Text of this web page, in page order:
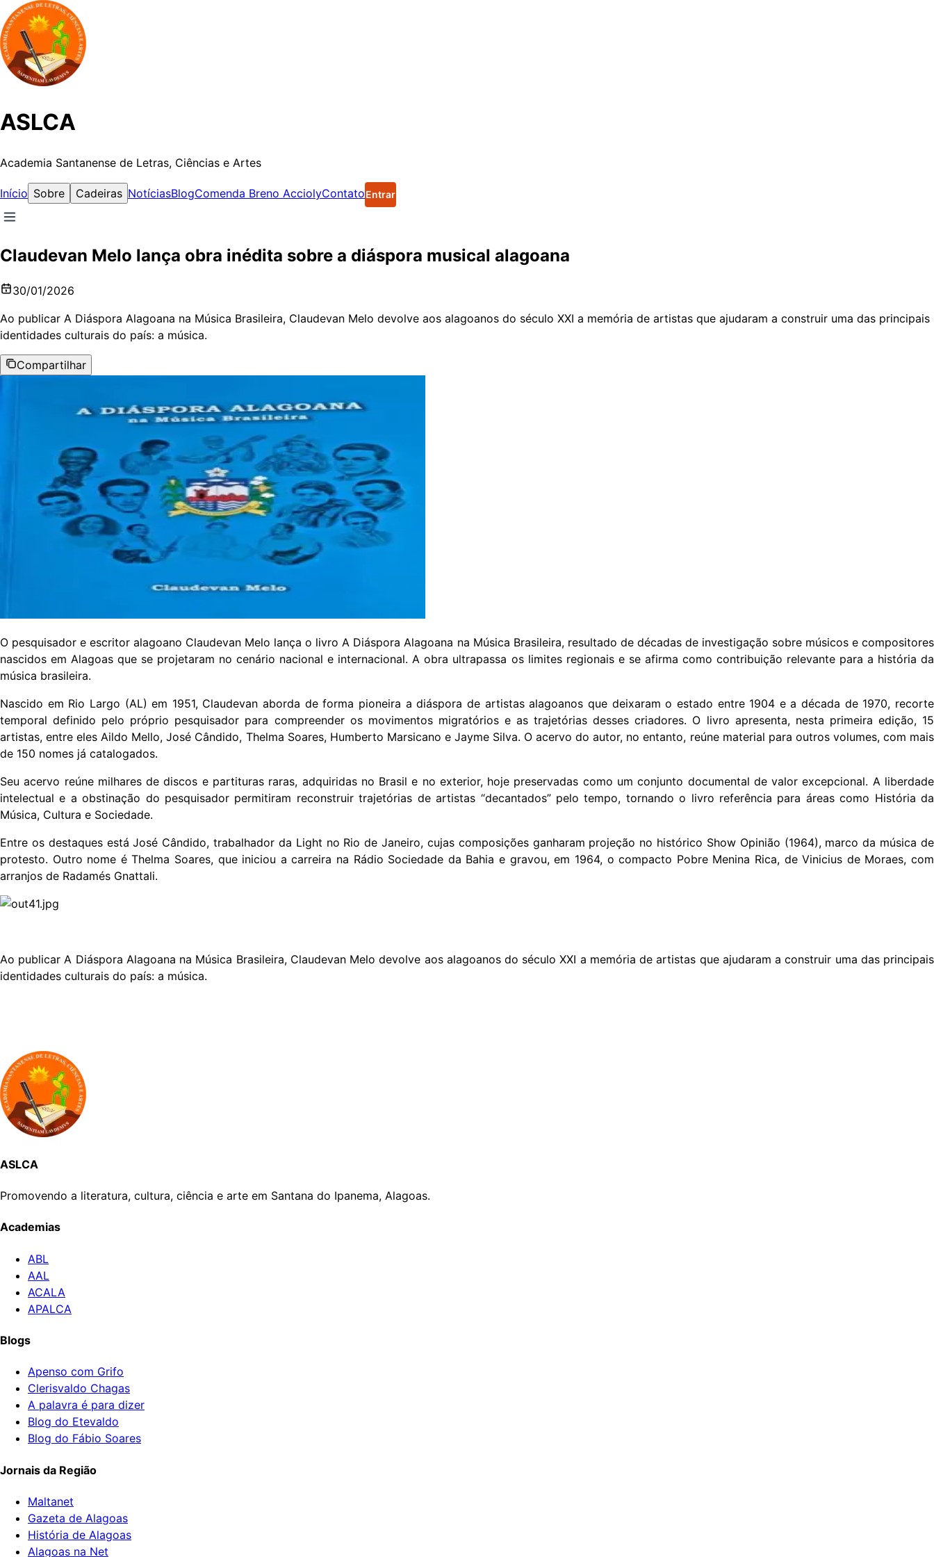
ASLCA
Academia Santanense de Letras, Ciências e Artes
Início Sobre Cadeiras NotíciasBlogComenda Breno AcciolyContatoEntrar
Claudevan Melo lança obra inédita sobre a diáspora musical alagoana
30/01/2026
Ao publicar A Diáspora Alagoana na Música Brasileira, Claudevan Melo devolve aos alagoanos do século XXI a memória de artistas que ajudaram a construir uma das principais
identidades culturais do país: a música.
Compartilhar
O pesquisador e escritor alagoano Claudevan Melo lança o livro A Diáspora Alagoana na Música Brasileira, resultado de décadas de investigação sobre músicos e compositores
nascidos em Alagoas que se projetaram no cenário nacional e internacional. A obra ultrapassa os limites regionais e se afirma como contribuição relevante para a história da
música brasileira.
Nascido em Rio Largo (AL) em 1951, Claudevan aborda de forma pioneira a diáspora de artistas alagoanos que deixaram o estado entre 1904 e a década de 1970, recorte
temporal definido pelo próprio pesquisador para compreender os movimentos migratórios e as trajetórias desses criadores. O livro apresenta, nesta primeira edição, 15
artistas, entre eles Aildo Mello, José Cândido, Thelma Soares, Humberto Marsicano e Jayme Silva. O acervo do autor, no entanto, reúne material para outros volumes, com mais
de 150 nomes já catalogados.
Seu acervo reúne milhares de discos e partituras raras, adquiridas no Brasil e no exterior, hoje preservadas como um conjunto documental de valor excepcional. A liberdade
intelectual e a obstinação do pesquisador permitiram reconstruir trajetórias de artistas “decantados” pelo tempo, tornando o livro referência para áreas como História da
Música, Cultura e Sociedade.
Entre os destaques está José Cândido, trabalhador da Light no Rio de Janeiro, cujas composições ganharam projeção no histórico Show Opinião (1964), marco da música de
protesto. Outro nome é Thelma Soares, que iniciou a carreira na Rádio Sociedade da Bahia e gravou, em 1964, o compacto Pobre Menina Rica, de Vinicius de Moraes, com
arranjos de Radamés Gnattali.
Ao publicar A Diáspora Alagoana na Música Brasileira, Claudevan Melo devolve aos alagoanos do século XXI a memória de artistas que ajudaram a construir uma das principais
identidades culturais do país: a música.
ASLCA
Promovendo a literatura, cultura, ciência e arte em Santana do Ipanema, Alagoas.
Academias
ABL
AAL
ACALA
APALCA
Blogs
Apenso com Grifo
Clerisvaldo Chagas
A palavra é para dizer
Blog do Etevaldo
Blog do Fábio Soares
Jornais da Região
Maltanet
Gazeta de Alagoas
História de Alagoas
Alagoas na Net